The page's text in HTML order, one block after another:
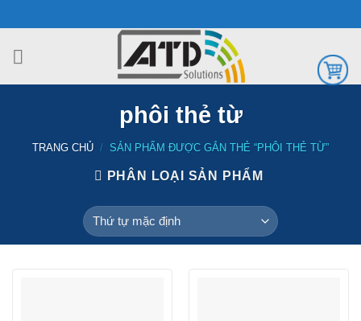
đến
nội
phôi thẻ từ
TRANG CHỦ / SẢN PHẨM ĐƯỢC GẮN THẺ “PHÔI THẺ TỪ”
PHÂN LOẠI SẢN PHẨM